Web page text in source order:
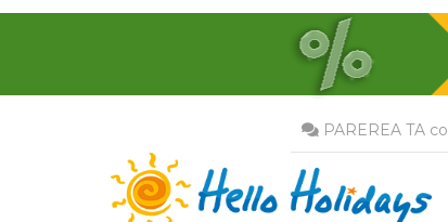
PAREREA TA